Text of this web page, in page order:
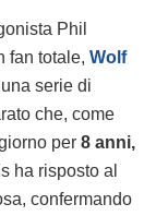
Phil
fan totale, Wolf
serie di
che, come
per 8 anni,
ha risposto al
confermando